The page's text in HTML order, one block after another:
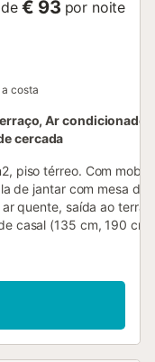
€ 93 por noite
costa
Ar condicionado,
cercada
piso térreo. Com
de jantar com mesa de
quente, saída ao
casal (135 cm, 190 cm
(forno, 4 placas de
de café eléctrica).
por ar quente.
(2), alpendre. O
de passar roupa,